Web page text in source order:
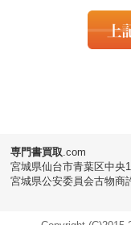
ぜひこちらからご確
書の紙 手漉画仙
専門書買取 .com
宮城県仙台市青葉区中
宮城県公安委員会古物商